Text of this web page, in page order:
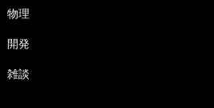
物理
開発
雑談